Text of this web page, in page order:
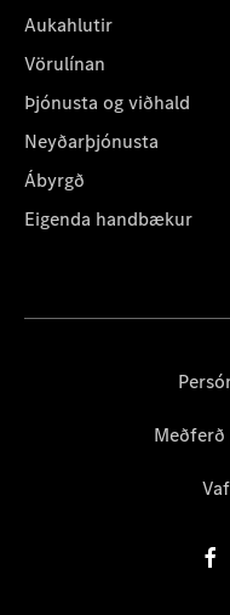
Aukahlutir
Vörulínan
Þjónusta og viðhald
Neyðarþjónusta
Ábyrgð
Eigenda handbækur